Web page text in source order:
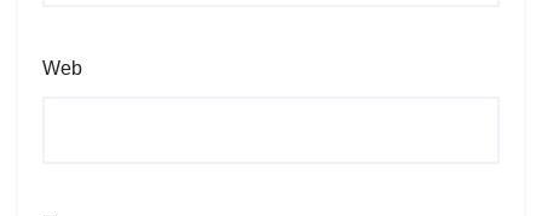
Web